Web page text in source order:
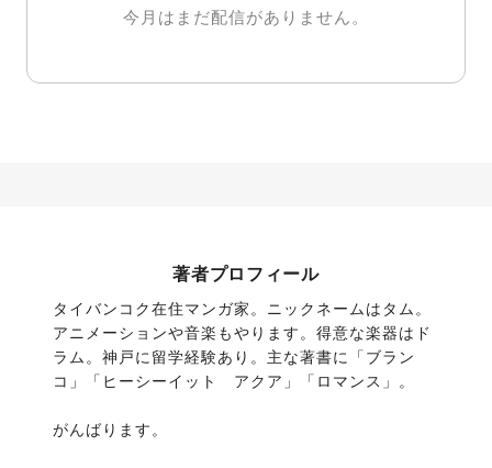
今月はまだ配信がありません。
著者プロフィール
タイバンコク在住マンガ家。ニックネームはタム。
アニメーションや音楽もやります。得意な楽器はド
ラム。神戸に留学経験あり。主な著書に「ブラン
コ」「ヒーシーイット　アクア」「ロマンス」。
がんばります。